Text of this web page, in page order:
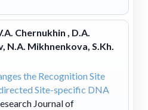
Chernukhin , D.A.
N.A. Mikhnenkova, S.Kh.
the Recognition Site
Site-specific DNA
Journal of